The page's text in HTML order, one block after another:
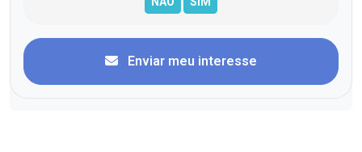
Enviar meu interesse